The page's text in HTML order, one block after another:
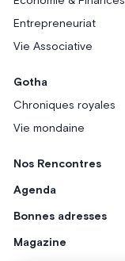
Entrepreneuriat
Vie Associative
Gotha
Chroniques royales
Vie mondaine
Nos Rencontres
Agenda
Bonnes adresses
Magazine